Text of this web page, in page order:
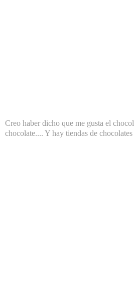
Creo haber dicho que me gusta el
chocolate.... Y hay tiendas de